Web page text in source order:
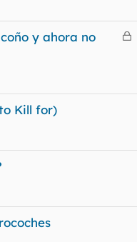
C
a
y ahora no
Kill for)